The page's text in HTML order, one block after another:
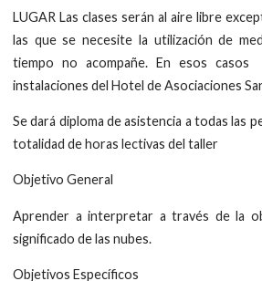
LUGAR Las clases serán al aire libre
las que se necesite la utilización de
tiempo no acompañe. En esos
instalaciones del Hotel de Asociaciones
Se dará diploma de asistencia a todas las
totalidad de horas lectivas del taller
Objetivo General
Aprender a interpretar a través de la
significado de las nubes.
Objetivos Específicos